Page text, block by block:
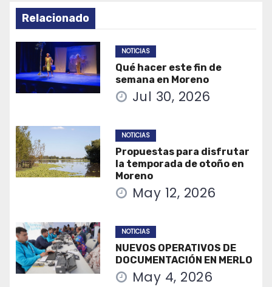
Relacionado
NOTICIAS
Qué hacer este fin de
semana en Moreno
Jul 30, 2026
NOTICIAS
Propuestas para disfrutar
la temporada de otoño en
Moreno
May 12, 2026
NOTICIAS
NUEVOS OPERATIVOS DE
DOCUMENTACIÓN EN MERLO
May 4, 2026